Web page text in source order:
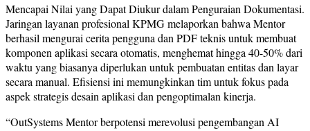
Mencapai Nilai yang Dapat Diukur dalam Penguraian Dokumentasi.
Jaringan layanan profesional KPMG melaporkan bahwa Mentor
berhasil mengurai cerita pengguna dan PDF teknis untuk membuat
komponen aplikasi secara otomatis, menghemat hingga 40-50% dari
waktu yang biasanya diperlukan untuk pembuatan entitas dan layar
secara manual. Efisiensi ini memungkinkan tim untuk fokus pada
aspek strategis desain aplikasi dan pengoptimalan kinerja.
“OutSystems Mentor berpotensi merevolusi pengembangan AI